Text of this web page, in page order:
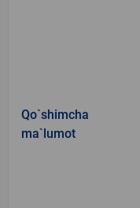
Qo`shimcha
ma`lumot